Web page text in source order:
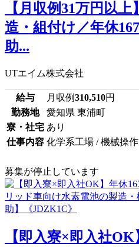
【月収例31万円以
造・組付け／年休
助...
UTエイム株式会社
給与 月収例310,510円
勤務地
愛知県 東浦町
寮・社宅 あり
仕事内容 化学系工場 / 機械操
募集が停止しています
【即入寮×即入社